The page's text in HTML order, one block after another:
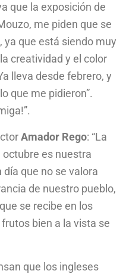
que la exposición de
me piden que se
ya que está siendo muy
creatividad y el color
lleva desde febrero, y
que me pidieron”.
Amador Rego: “La
octubre es nuestra
que no se valora
de nuestro pueblo,
se recibe en los
bien a la vista se
que los ingleses